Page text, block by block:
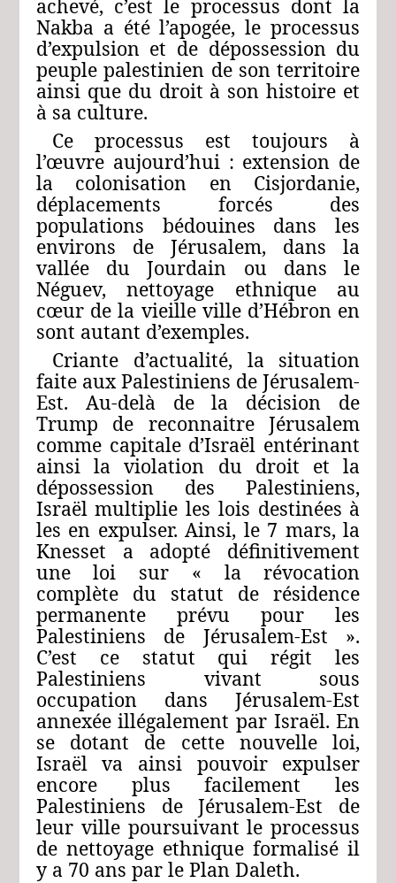
achevé, c’est le processus dont la
Nakba a été l’apogée, le processus
d’expulsion et de dépossession du
peuple palestinien de son territoire
ainsi que du droit à son histoire et
à sa culture.
Ce processus est toujours à
l’œuvre aujourd’hui : extension de
la colonisation en Cisjordanie,
déplacements forcés des
populations bédouines dans les
environs de Jérusalem, dans la
vallée du Jourdain ou dans le
Néguev, nettoyage ethnique au
cœur de la vieille ville d’Hébron en
sont autant d’exemples.
Criante d’actualité, la situation
faite aux Palestiniens de Jérusalem-
Est. Au-delà de la décision de
Trump de reconnaitre Jérusalem
comme capitale d’Israël entérinant
ainsi la violation du droit et la
dépossession des Palestiniens,
Israël multiplie les lois destinées à
les en expulser. Ainsi, le 7 mars, la
Knesset a adopté définitivement
une loi sur « la révocation
complète du statut de résidence
permanente prévu pour les
Palestiniens de Jérusalem-Est ».
C’est ce statut qui régit les
Palestiniens vivant sous
occupation dans Jérusalem-Est
annexée illégalement par Israël. En
se dotant de cette nouvelle loi,
Israël va ainsi pouvoir expulser
encore plus facilement les
Palestiniens de Jérusalem-Est de
leur ville poursuivant le processus
de nettoyage ethnique formalisé il
y a 70 ans par le Plan Daleth.